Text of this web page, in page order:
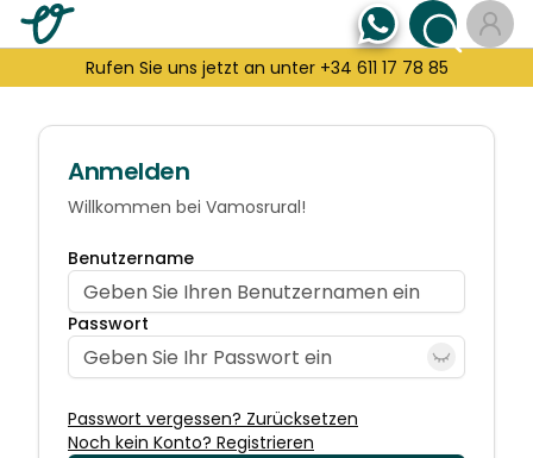
Rufen Sie uns jetzt an unter +34 611 17 78 85
Anmelden
Willkommen bei Vamosrural!
Benutzername
Passwort
Passwort vergessen? Zurücksetzen
Noch kein Konto? Registrieren